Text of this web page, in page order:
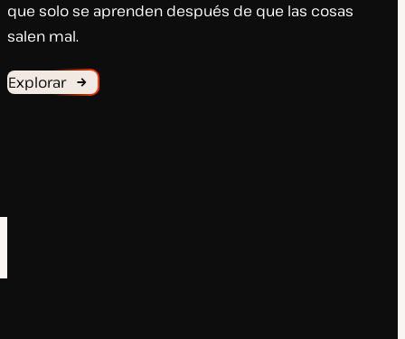
que solo se aprenden después de que las cosas
salen mal.
Explorar